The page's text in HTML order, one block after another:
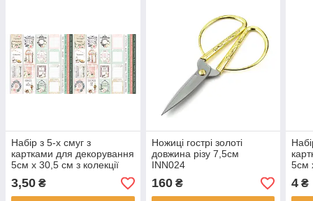
Набір з 5-х смуг з
картками для декорування
5см х 30,5 см з колекції
"Tenderness and love"
01085
3,50 ₴
Ножиці гострі золоті
довжина різу 7,5cм
INN024
160₴
5см
4 ₴